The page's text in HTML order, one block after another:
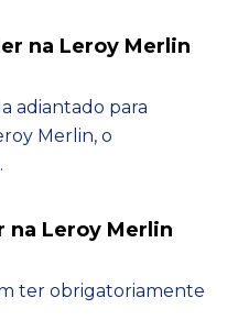
na Leroy Merlin
adiantado para
Merlin, o
na Leroy Merlin
ter obrigatoriamente